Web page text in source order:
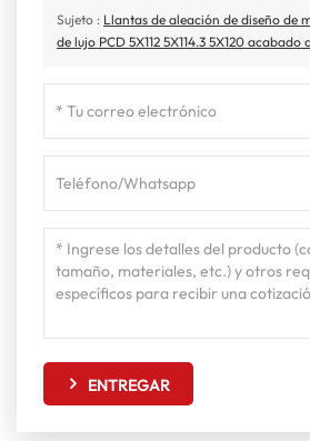
Sujeto : Llantas de aleación de diseño de
de lujo PCD 5X112 5X114.3 5X120
ENTREGAR